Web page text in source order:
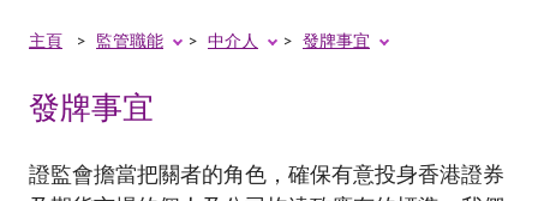
本會簡介
監管職能
規則及標準
主頁 監管職能 中介人 發牌事宜
發牌事宜
證監會擔當把關者的角色，確保有意投身香港證券